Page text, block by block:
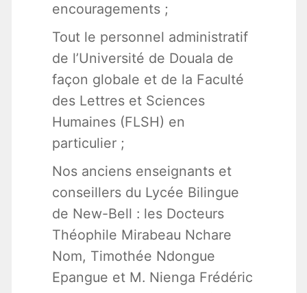
encouragements ;
Tout le personnel administratif
de l’Université de Douala de
façon globale et de la Faculté
des Lettres et Sciences
Humaines (FLSH) en
particulier ;
Nos anciens enseignants et
conseillers du Lycée Bilingue
de New-Bell : les Docteurs
Théophile Mirabeau Nchare
Nom, Timothée Ndongue
Epangue et M. Nienga Frédéric